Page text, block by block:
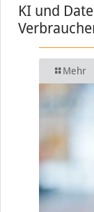
KI und
Mehr